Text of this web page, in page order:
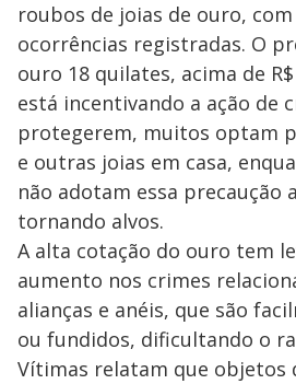
roubos de joias de ouro,
ocorrências registradas. O
ouro 18 quilates, acima de
está incentivando a ação de
protegerem, muitos optam
e outras joias em casa,
não adotam essa precaução
tornando alvos.
A alta cotação do ouro tem
aumento nos crimes
alianças e anéis, que são
ou fundidos, dificultando o
Vítimas relatam que objetos